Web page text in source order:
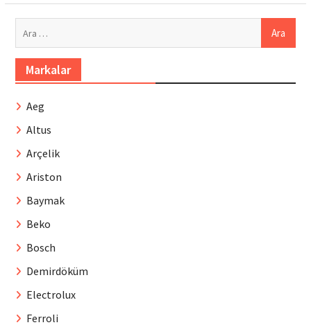
Markalar
Aeg
Altus
Arçelik
Ariston
Baymak
Beko
Bosch
Demirdöküm
Electrolux
Ferroli